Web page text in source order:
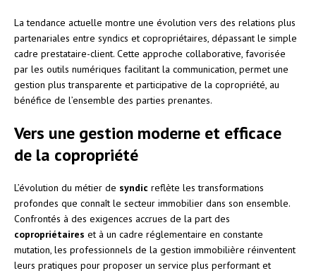
La tendance actuelle montre une évolution vers des relations plus
partenariales entre syndics et copropriétaires, dépassant le simple
cadre prestataire-client. Cette approche collaborative, favorisée
par les outils numériques facilitant la communication, permet une
gestion plus transparente et participative de la copropriété, au
bénéfice de l’ensemble des parties prenantes.
Vers une gestion moderne et efficace
de la copropriété
L’évolution du métier de syndic reflète les transformations
profondes que connaît le secteur immobilier dans son ensemble.
Confrontés à des exigences accrues de la part des
copropriétaires et à un cadre réglementaire en constante
mutation, les professionnels de la gestion immobilière réinventent
leurs pratiques pour proposer un service plus performant et